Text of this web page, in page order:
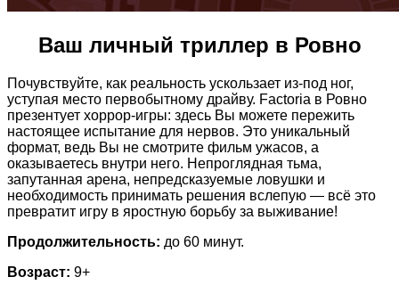
Ваш личный триллер в Ровно
Почувствуйте, как реальность ускользает из-под ног,
уступая место первобытному драйву. Factoria в Ровно
презентует хоррор-игры: здесь Вы можете пережить
настоящее испытание для нервов. Это уникальный
формат, ведь Вы не смотрите фильм ужасов, а
оказываетесь внутри него. Непроглядная тьма,
запутанная арена, непредсказуемые ловушки и
необходимость принимать решения вслепую — всё это
превратит игру в яростную борьбу за выживание!
Продолжительность: до 60 минут.
Возраст: 9+